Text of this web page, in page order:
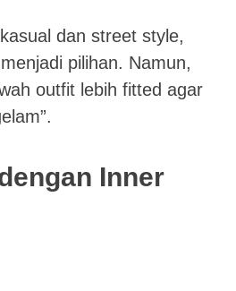
dan street style,
pilihan. Namun,
outfit lebih fitted agar
Inner